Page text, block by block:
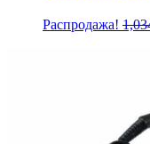
Распродажа!